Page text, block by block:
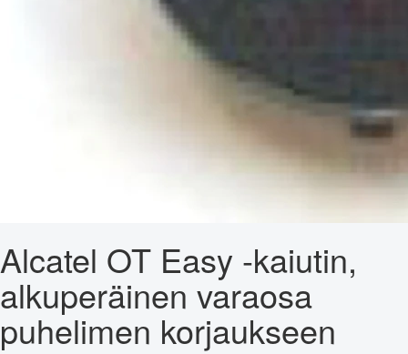
Alcatel OT Easy -kaiutin,
alkuperäinen varaosa
puhelimen korjaukseen